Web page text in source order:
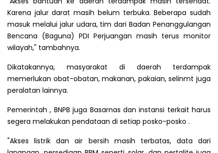
Karena jalur darat masih belum terbuka. Beberapa sudah
masuk melalui jalur udara, tim dari Badan Penanggulangan
Bencana (Baguna) PDI Perjuangan masih terus monitor
wilayah," tambahnya.
Dikatakannya, masyarakat di daerah terdampak
memerlukan obat-obatan, makanan, pakaian, selinmt juga
peralatan lainnya.
Pemerintah , BNPB juga Basarnas dan instansi terkait harus
segera melakukan pendataan di setiap posko-posko .
"Akses listrik dan air bersih masih terbatas, data dari